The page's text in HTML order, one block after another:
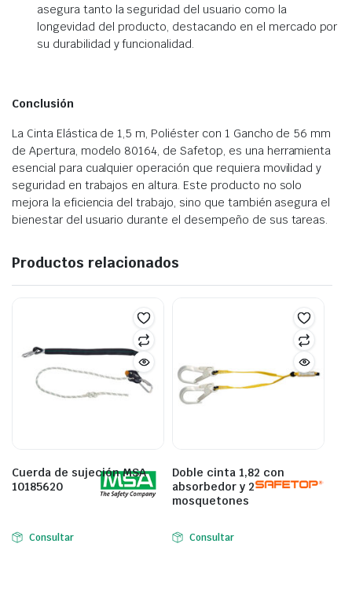
asegura tanto la seguridad del usuario como la
longevidad del producto, destacando en el mercado por
su durabilidad y funcionalidad.
Conclusión
La Cinta Elástica de 1,5 m, Poliéster con 1 Gancho de 56 mm
de Apertura, modelo 80164, de Safetop, es una herramienta
esencial para cualquier operación que requiera movilidad y
seguridad en trabajos en altura. Este producto no solo
mejora la eficiencia del trabajo, sino que también asegura el
bienestar del usuario durante el desempeño de sus tareas.
Productos relacionados
Cuerda de sujeción MSA
10185620
Consultar
Doble cinta 1,82 con
absorbedor y 2
mosquetones
Consultar